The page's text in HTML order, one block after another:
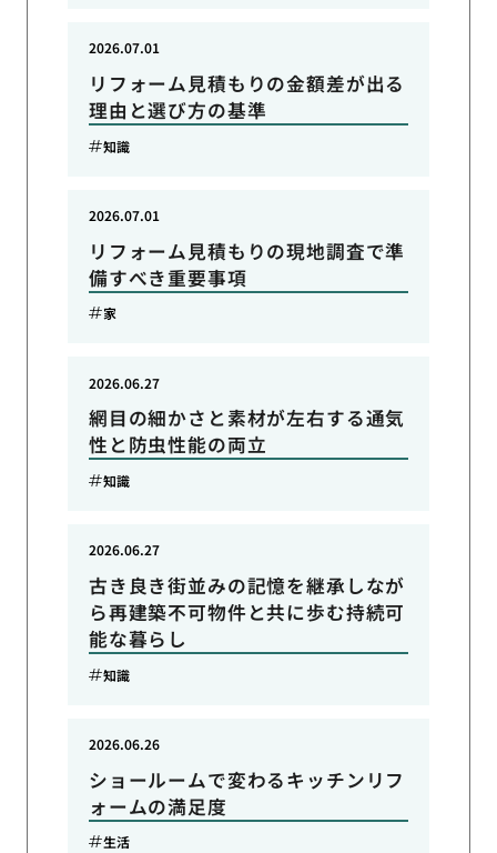
リフォーム見積もりの金額差が出る
理由と選び方の基準
2026.07.01
知識
リフォーム見積もりの現地調査で準
備すべき重要事項
2026.07.01
家
網目の細かさと素材が左右する通気
性と防虫性能の両立
2026.06.27
知識
古き良き街並みの記憶を継承しなが
ら再建築不可物件と共に歩む持続可
能な暮らし
2026.06.27
知識
ショールームで変わるキッチンリフ
ォームの満足度
2026.06.26
生活